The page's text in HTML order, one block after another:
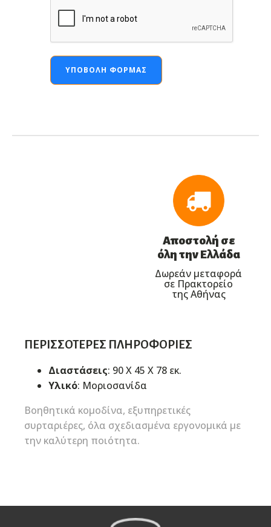
ΥΠΟΒΟΛΉ ΦΌΡΜΑΣ
Αποστολή σε
όλη την Ελλάδα
Δωρεάν μεταφορά
σε Πρακτορείο
της Αθήνας
ΠΕΡΙΣΣΌΤΕΡΕΣ ΠΛΗΡΟΦΟΡΊΕΣ
Διαστάσεις: 90 Χ 45 Χ 78 εκ.
Υλικό: Μοριοσανίδα
Βοηθητικά κομοδίνα, εξυπηρετικές
συρταριέρες, όλα σχεδιασμένα εργονομικά με
την καλύτερη ποιότητα.